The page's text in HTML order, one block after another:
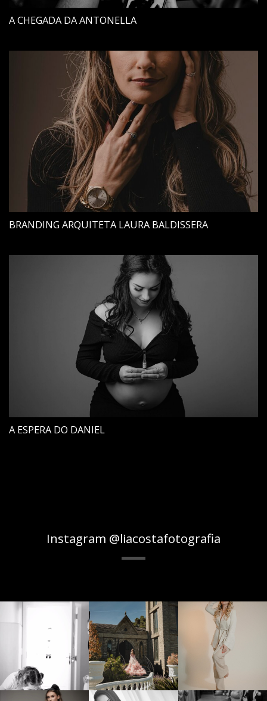
A CHEGADA DA ANTONELLA
BRANDING ARQUITETA LAURA BALDISSERA
A ESPERA DO DANIEL
Instagram @liacostafotografia